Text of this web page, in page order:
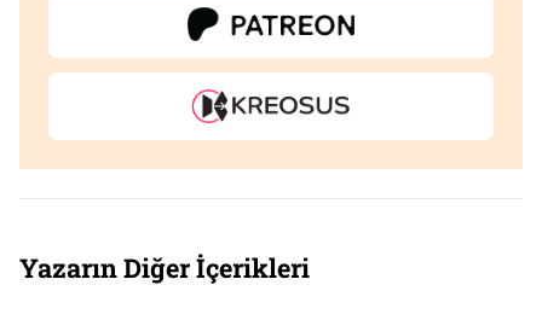
Yazarın Diğer İçerikleri